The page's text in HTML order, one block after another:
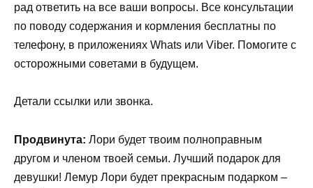
рад ответить на все ваши вопросы. Все консультации
по поводу содержания и кормления бесплатны по
телефону, в приложениях Whats или Viber. Помогите с
осторожными советами в будущем.
Детали ссылки или звонка.
Продвинута: Лори будет твоим полноправным
другом и членом твоей семьи. Лучший подарок для
девушки! Лемур Лори будет прекрасным подарком –